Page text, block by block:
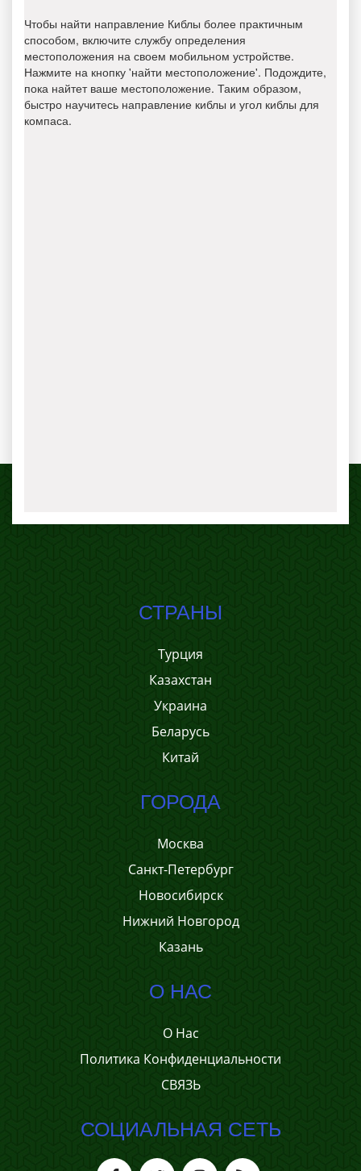
Чтобы найти направление Киблы более практичным
способом, включите службу определения
местоположения на своем мобильном устройстве.
Нажмите на кнопку 'найти местоположение'. Подождите,
пока найтет ваше местоположение. Таким образом,
быстро научитесь направление киблы и угол киблы для
компаса.
СТРАНЫ
Турция
Казахстан
Украина
Беларусь
Китай
ГОРОДА
Москва
Санкт-Петербург
Новосибирск
Нижний Новгород
Казань
О НАС
О Нас
Политика Конфиденциальности
СВЯЗЬ
СОЦИАЛЬНАЯ СЕТЬ